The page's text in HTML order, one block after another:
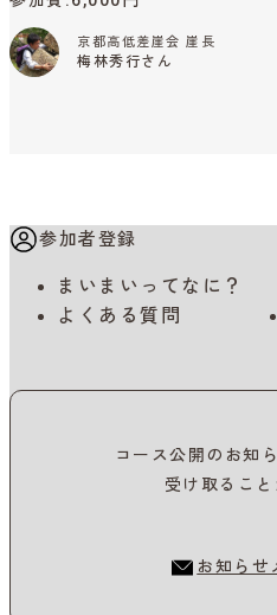
京都高低差崖会 崖長
梅林秀行さん
参加者登録
まいまいってなに？
よくある質問
コース公開のお知
受け取るこ
お知らせ